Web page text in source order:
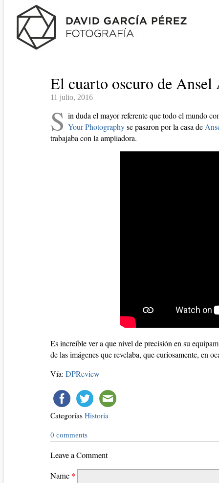
El cuarto oscuro de Ansel
11 julio, 2016
S in duda el mayor referente que todo el mundo
Your Photographyse pasaron por la casa de
trabajaba con la ampliadora.
Es increíble ver a que nivel de precisión en su
de las imágenes que revelaba, que curiosamente, en
Vía: DPReview
Categorías Historia
0 comments
Leave a Comment
Name *